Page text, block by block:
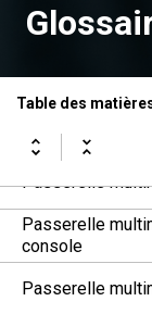
Table des
Passerelle
Passerelle
Passerelle
Passerelle
console
Passerelle